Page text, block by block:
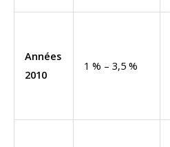
Années
2010
1 % – 3,5 %